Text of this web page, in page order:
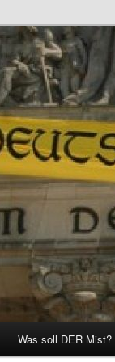
Was soll DER